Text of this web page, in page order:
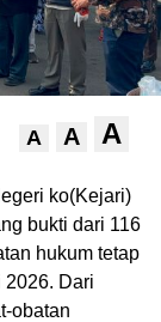
A A A
ko(Kejari)
bukti dari 116
hukum tetap
2026. Dari
obatan